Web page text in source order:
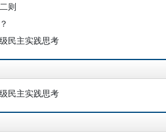
则
民主实践思考
民主实践思考